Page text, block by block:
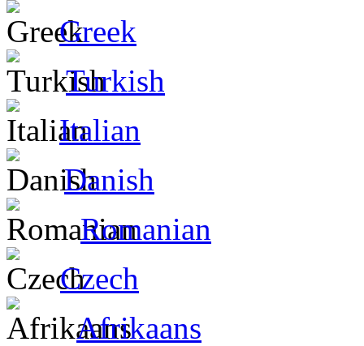
Greek
Turkish
Italian
Danish
Romanian
Czech
Afrikaans